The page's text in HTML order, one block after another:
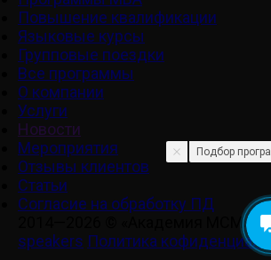
Повышение квалификации
Языковые курсы
Групповые поездки
Все программы
О компании
Услуги
Новости
Мероприятия
Отзывы клиентов
Статьи
Cогласие на обработку ПД
2014—2026 © «Академия МСМ»
speakers Политика
Подбор